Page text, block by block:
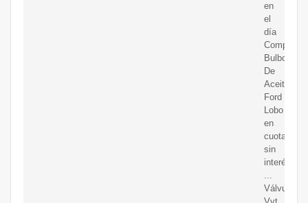
en
el
día
Compre
Bulbo
De
Aceite
Ford
Lobo
en
cuotas
sin
interés!
Válvulas